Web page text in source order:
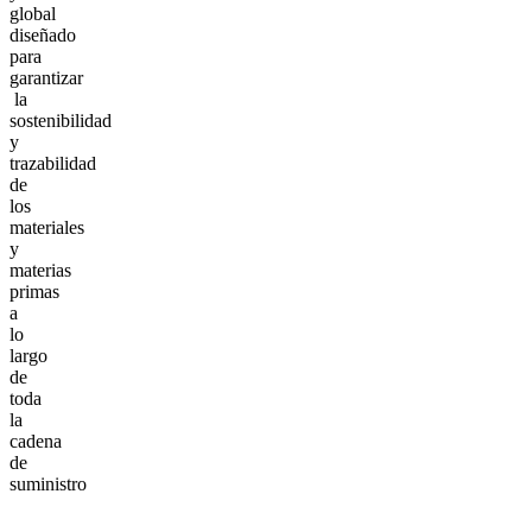
global
diseñado
para
garantizar
la
sostenibilidad
y
trazabilidad
de
los
materiales
y
materias
primas
a
lo
largo
de
toda
la
cadena
de
suministro